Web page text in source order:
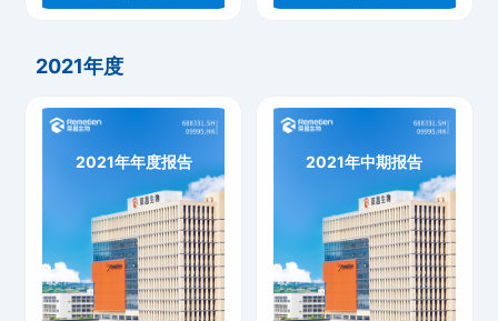
2021年度
2021年年度报告
2021年年度报告
2021年中期报告
2021年中期报告